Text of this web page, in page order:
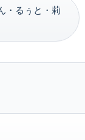
・るぅと・莉